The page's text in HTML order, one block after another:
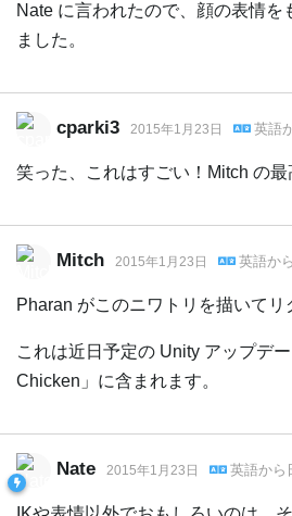
Nate に言われたので、顔の表情を
ました。
cparki3 2015年1月23日 英語
笑った、これはすごい！Mitch の
Mitch 2015年1月23日 英語から
Pharan がこのニワトリを描いてリ
これは近日予定の Unity アップデ
Chicken」に含まれます。
Nate 2015年1月23日 英語から